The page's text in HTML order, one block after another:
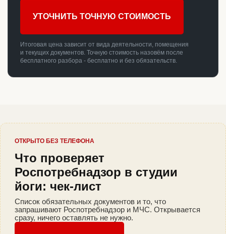
УТОЧНИТЬ ТОЧНУЮ СТОИМОСТЬ
Итоговая цена зависит от вида деятельности, помещения
и текущих документов. Точную стоимость назовём после
бесплатного разбора - бесплатно и без обязательств.
ОТКРЫТО БЕЗ ТЕЛЕФОНА
Что проверяет
Роспотребнадзор в студии
йоги: чек-лист
Список обязательных документов и то, что
запрашивают Роспотребнадзор и МЧС. Открывается
сразу, ничего оставлять не нужно.